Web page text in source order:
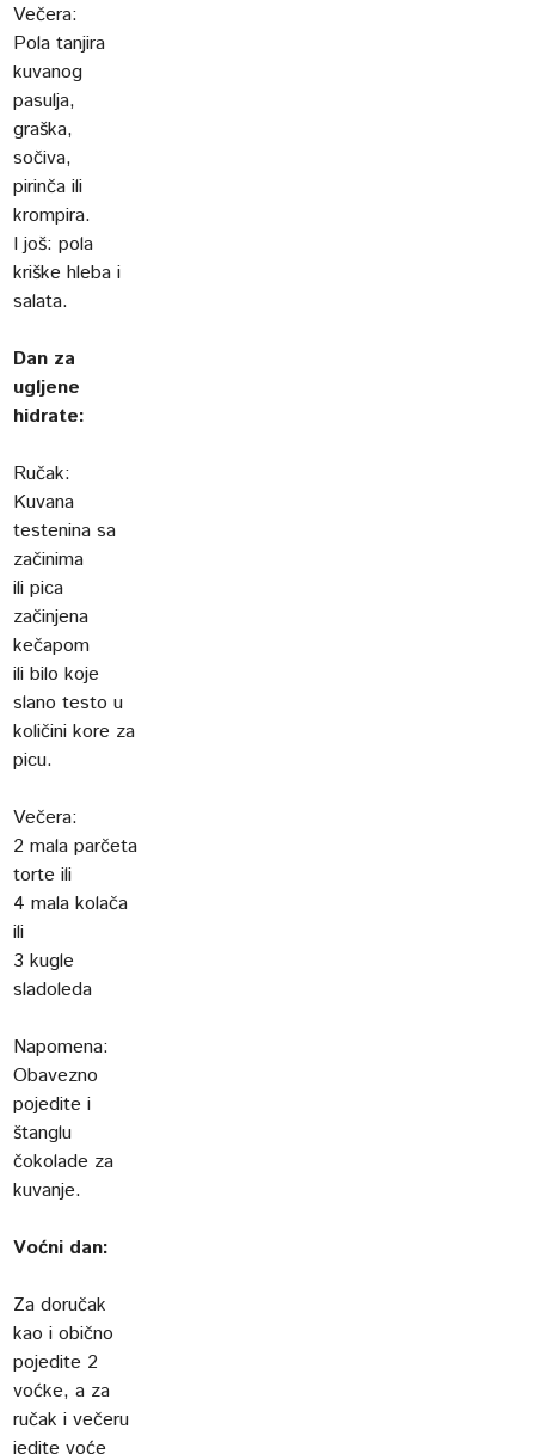
Večera:
Pola tanjira
kuvanog
pasulja,
graška,
sočiva,
pirinča ili
krompira.
I još: pola
kriške hleba i
salata.
Dan za
ugljene
hidrate:
Ručak:
Kuvana
testenina sa
začinima
ili pica
začinjena
kečapom
ili bilo koje
slano testo u
količini kore za
picu.
Večera:
2 mala parčeta
torte ili
4 mala kolača
ili
3 kugle
sladoleda
Napomena:
Obavezno
pojedite i
štanglu
čokolade za
kuvanje.
Voćni dan:
Za doručak
kao i obično
pojedite 2
voćke, a za
ručak i večeru